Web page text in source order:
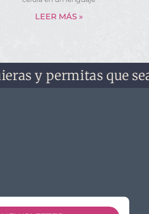
LEER MÁS »
permitas que sea.